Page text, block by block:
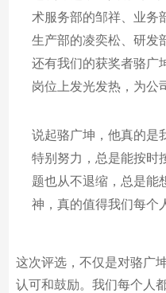
术服务部的邹祥、业务
生产部的凌奕松、研发
还有我们的获奖者骆广
岗位上发光发热，为公
说起骆广坤，他真的是
特别努力，总是能按时
题也从不退缩，总是能
神，真的值得我们每个
这次评选，不仅是对骆广
认可和鼓励。我们每个人